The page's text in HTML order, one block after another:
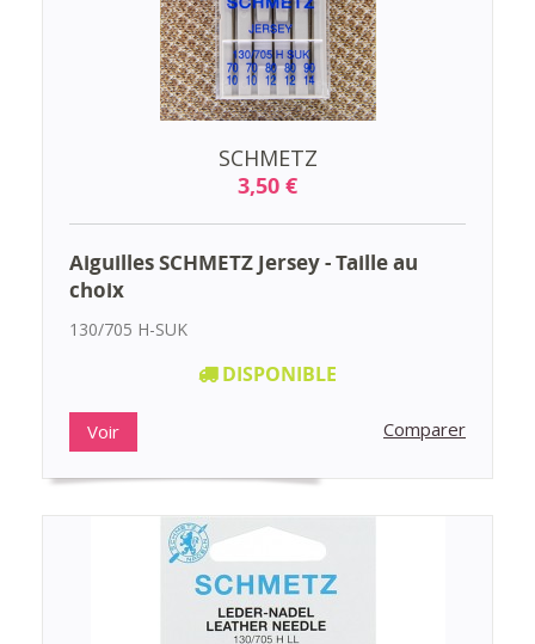
SCHMETZ
3,50 €
Aiguilles SCHMETZ Jersey - Taille au
choix
130/705 H-SUK
DISPONIBLE
Voir Comparer